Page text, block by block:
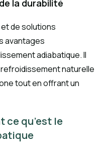
la durabilité
de solutions
avantages
adiabatique. Il
naturelle
tout en offrant un
ce qu’est le